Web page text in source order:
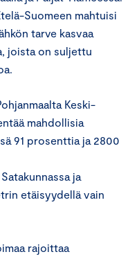
Suomeen mahtuisi
tarve kasvaa
joista on suljettu
Keski-
mahdollisia
91 prosenttia ja 2800
ja
etäisyydellä vain
rajoittaa